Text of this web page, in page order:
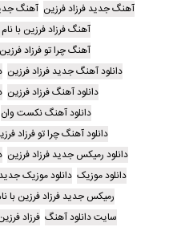
آهنگ جدید فرزاد فرزین آهنگ
آهنگ فرزاد فرزین با
آهنگ چرا تو فرزاد فرزین
دانلود آهنگ جدید فرزاد فرزین
دانلود آهنگ فرزاد فرزین
دانلود آهنگ نکست وان
دانلود آهنگ چرا تو فرزاد
دانلود رمیکس جدید فرزاد فرزین
دانلود موزیک دانلود موزیک جدید
رمیکس جدید فرزاد فرزین با
سایت دانلود آهنگ فرزاد